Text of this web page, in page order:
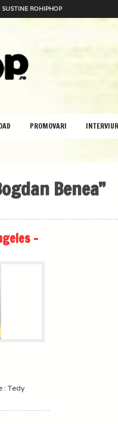
SUSTINE ROHIPHOP
PROMOVARI
Benea”
–
: Tedy